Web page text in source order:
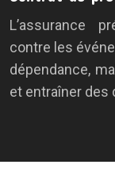
L’assurance
contre les
dépendance,
et entraîner des